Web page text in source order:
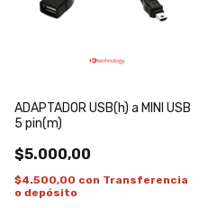
ADAPTADOR USB(h) a MINI USB
5 pin(m)
$5.000,00
$4.500,00 con Transferencia
o depósito